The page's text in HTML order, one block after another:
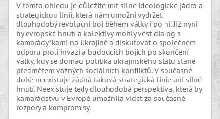
V tomto ohledu je důležité mít silné ideologické jádro a
strategickou linii, která nám umožní vydržet
dlouhodobý revoluční boj během války i po ní. Již nyní
by evropská hnutí a kolektivy mohly vést dialog s
kamarády*kami na Ukrajině a diskutovat o společném
odporu proti invazi a budoucích bojích po skončení
války, kdy se domácí politika ukrajinského státu stane
předmětem vážných sociálních konfliktů. V současné
době neexistuje žádná taková strategická linie ani silné
hnutí. Neexistuje tedy dlouhodobá perspektiva, která by
kamarádstvu v Evropě umožnila vidět za současné
rozpory a kompromisy.